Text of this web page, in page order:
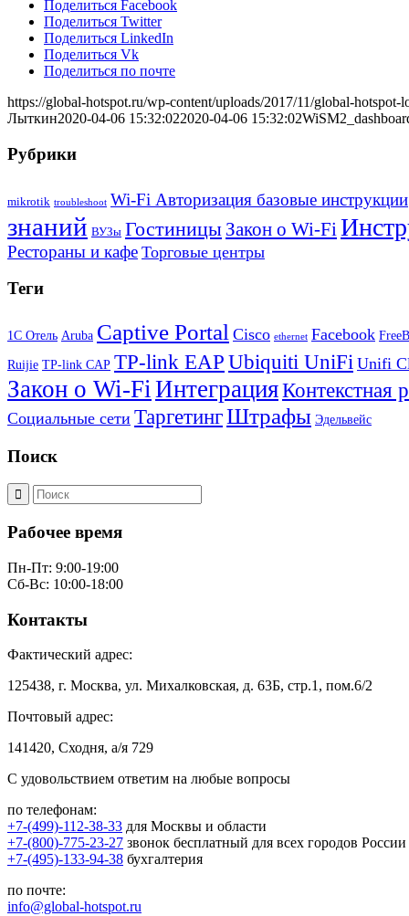
Поделиться Facebook
Поделиться Twitter
Поделиться LinkedIn
Поделиться Vk
Поделиться по почте
https://global-hotspot.ru/wp-content/uploads/2017/11/global-hotspot-
Лыткин2020-04-06 15:32:022020-04-06 15:32:02
Рубрики
mikrotik troubleshoot Wi-Fi Авторизация базовые инструкции
знаний ВУЗы Гостиницы Закон о Wi-Fi
Рестораны и кафе Торговые центры
Теги
1С Отель Aruba Captive Portal Cisco ethernet Facebook
Ruijie TP-link CAP TP-link EAP Ubiquiti UniFi Unifi
Закон о Wi-FiИнтеграцияКонтекстная
Социальные сети ТаргетингШтрафы Эдельвейс
Поиск
Рабочее время
Пн-Пт: 9:00-19:00
Сб-Вс: 10:00-18:00
Контакты
Фактический адрес:
125438, г. Москва, ул. Михалковская, д. 63Б, стр.1, пом.6/2
Почтовый адрес:
141420, Сходня, а/я 729
С удовольствием ответим на любые вопросы
по телефонам:
+7-(499)-112-38-33 для Москвы и области
+7-(800)-775-23-27 звонок бесплатный для всех городов России
+7-(495)-133-94-38 бухгалтерия
по почте:
info@global-hotspot.ru